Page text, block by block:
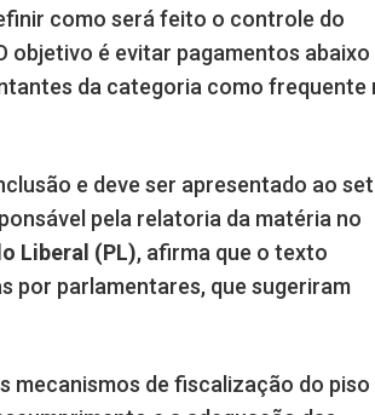
como será feito o controle do
objetivo é evitar pagamentos abaixo
da categoria como frequente
e deve ser apresentado ao
pela relatoria da matéria no
Liberal (PL), afirma que o texto
por parlamentares, que sugeriram
mecanismos de fiscalização do piso